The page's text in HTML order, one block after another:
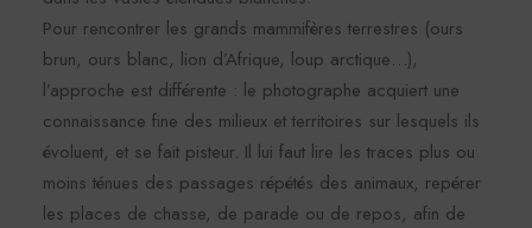
Pour rencontrer les grands mammifères terrestres (ours
brun, ours blanc, lion d’Afrique, loup arctique…),
l’approche est différente : le photographe acquiert une
connaissance fine des milieux et territoires sur lesquels ils
évoluent, et se fait pisteur. Il lui faut lire les traces plus ou
moins ténues des passages répétés des animaux, repérer
les places de chasse, de parade ou de repos, afin de